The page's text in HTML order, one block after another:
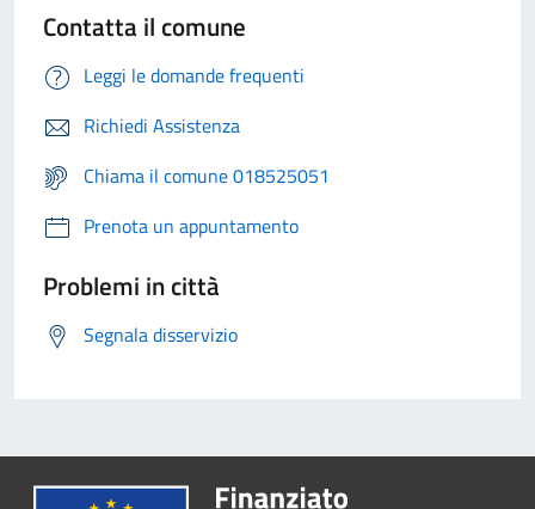
Contatta il comune
Leggi le domande frequenti
Richiedi Assistenza
Chiama il comune 018525051
Prenota un appuntamento
Problemi in città
Segnala disservizio